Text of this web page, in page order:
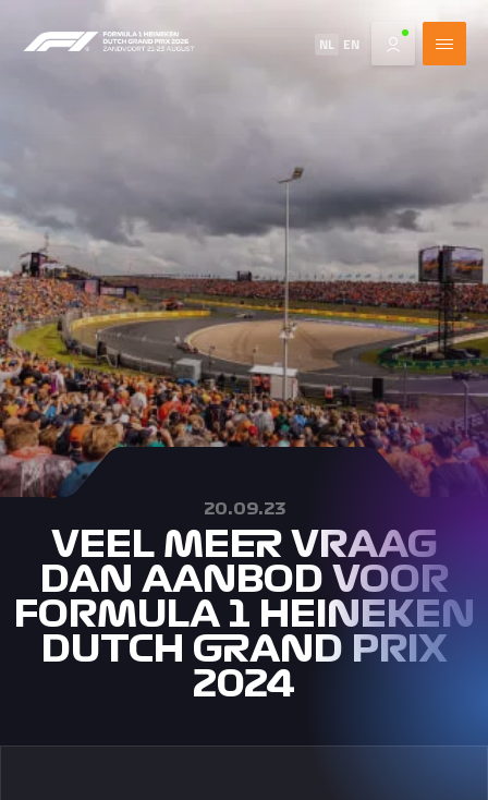
NL EN
20.09.23
VEEL MEER VRAAG
DAN AANBOD VOOR
FORMULA 1 HEINEKEN
DUTCH GRAND PRIX
2024